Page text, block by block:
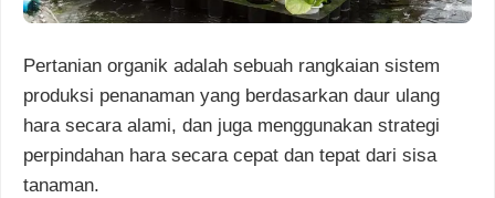
Pertanian organik adalah sebuah rangkaian sistem
produksi penanaman yang berdasarkan daur ulang
hara secara alami, dan juga menggunakan strategi
perpindahan hara secara cepat dan tepat dari sisa
tanaman.